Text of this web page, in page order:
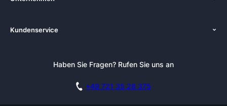
Lösungen
Dokumentation
Zenkit in der Presse
Kundenservice
Haben Sie Fragen? Rufen Sie uns an
+49 721 35 28 375